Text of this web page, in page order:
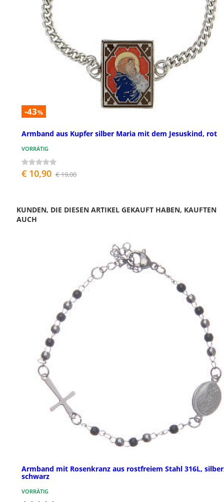
-43%
Armband aus Kupfer silber Maria mit dem Jesuskind, rot
VORRÄTIG
€ 10,90 € 19,00
KUNDEN, DIE DIESEN ARTIKEL GEKAUFT HABEN, KAUFTEN
AUCH
Armband mit Rosenkranz aus rostfreiem Stahl 316L,
schwarz
VORRÄTIG